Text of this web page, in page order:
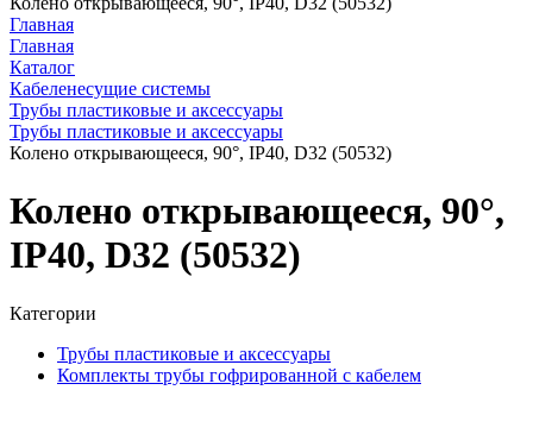
Главная
Главная
Каталог
Кабеленесущие системы
Трубы пластиковые и аксессуары
Трубы пластиковые и аксессуары
Колено открывающееся, 90°, IP40, D32 (50532)
Колено открывающееся, 90°,
IP40, D32 (50532)
Категории
Трубы пластиковые и аксессуары
Комплекты трубы гофрированной с кабелем